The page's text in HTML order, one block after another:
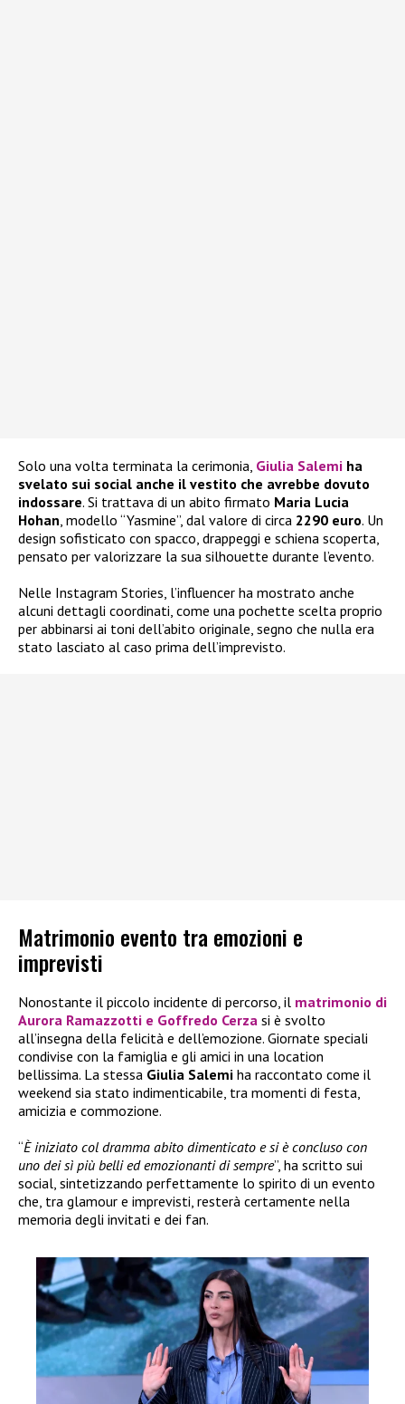
Solo una volta terminata la cerimonia, Giulia Salemi ha
svelato sui social anche il vestito che avrebbe dovuto
indossare. Si trattava di un abito firmato Maria Lucia
Hohan , modello “Yasmine”, dal valore di circa 2290 euro. Un
design sofisticato con spacco, drappeggi e schiena scoperta,
pensato per valorizzare la sua silhouette durante l’evento.
Nelle Instagram Stories, l’influencer ha mostrato anche
alcuni dettagli coordinati, come una pochette scelta proprio
per abbinarsi ai toni dell’abito originale, segno che nulla era
stato lasciato al caso prima dell’imprevisto.
Matrimonio evento tra emozioni e
imprevisti
Nonostante il piccolo incidente di percorso, il matrimonio di
Aurora Ramazzotti e Goffredo Cerza si è svolto
all’insegna della felicità e dell’emozione. Giornate speciali
condivise con la famiglia e gli amici in una location
bellissima. La stessa Giulia Salemi ha raccontato come il
weekend sia stato indimenticabile, tra momenti di festa,
amicizia e commozione.
“È iniziato col dramma abito dimenticato e si è concluso con
uno dei sì più belli ed emozionanti di sempre”, ha scritto sui
social, sintetizzando perfettamente lo spirito di un evento
che, tra glamour e imprevisti, resterà certamente nella
memoria degli invitati e dei fan.